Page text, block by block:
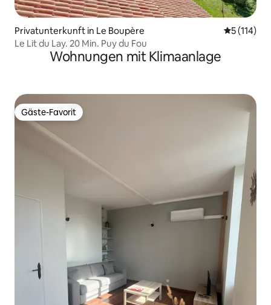
Privatunterkunft in Le Boupère
5 (114)
Le Lit du Lay. 20 Min. Puy du Fou
Wohnungen mit Klimaanlage
Gäste-Favorit
Gäste-Favorit